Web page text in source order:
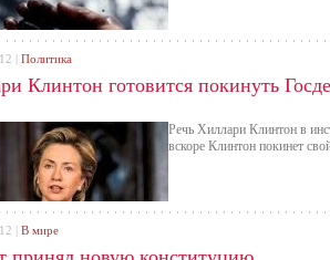
Клинтон готовится покинуть
Речь Хиллари Клинтон в
вскоре Клинтон покинет
| Политика
| В мире